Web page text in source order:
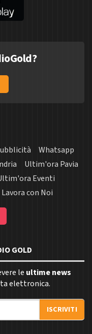
Whatsapp
Ultim'ora Pavia
Eventi
Lavora con Noi
GOLD
le ultime news
elettronica.
ISCRIVITI